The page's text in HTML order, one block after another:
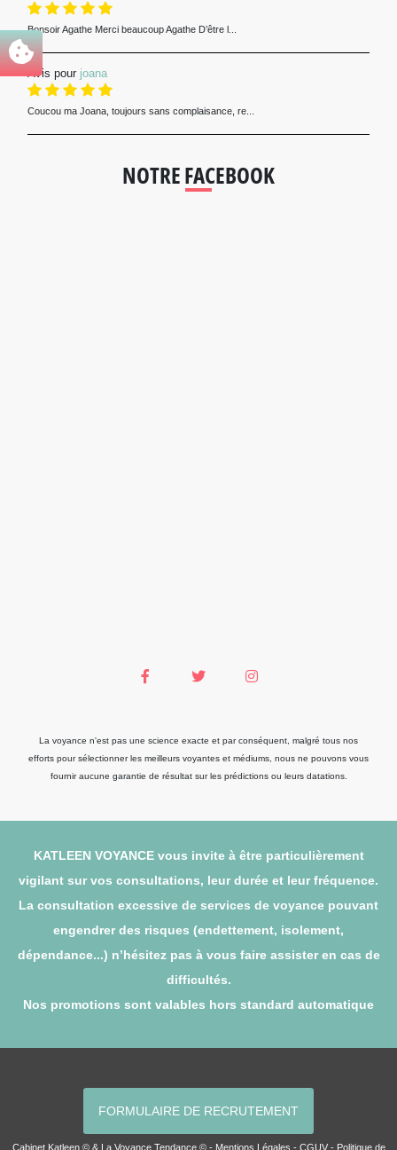
Bonsoir Agathe Merci beaucoup Agathe D’être l...
Avis pour joana
Coucou ma Joana, toujours sans complaisance, re...
NOTRE FACEBOOK
La voyance n'est pas une science exacte et par conséquent, malgré tous nos
efforts pour sélectionner les meilleurs voyantes et médiums, nous ne pouvons vous
fournir aucune garantie de résultat sur les prédictions ou leurs datations.
KATLEEN VOYANCE vous invite à être particulièrement
vigilant sur vos consultations, leur durée et leur fréquence.
La consultation excessive de services de voyance pouvant
engendrer des risques (endettement, isolement,
dépendance...) n’hésitez pas à vous faire assister en cas de
difficultés.
Nos promotions sont valables hors standard automatique
FORMULAIRE DE RECRUTEMENT
Cabinet Katleen © & La Voyance Tendance © - Mentions Légales - CGUV- Politique de